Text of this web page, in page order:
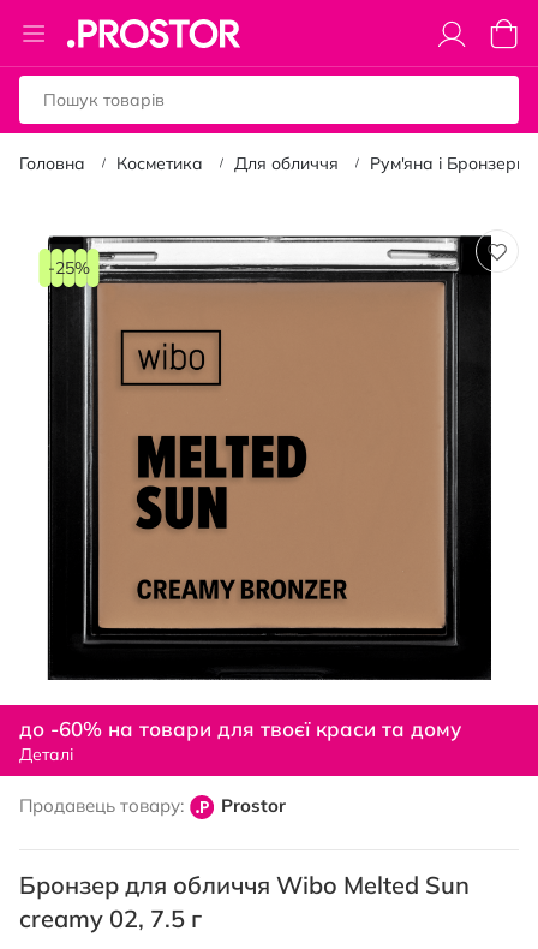
Toggle
Nav
Кошик
Головна Косметика Для обличчя Рум'яна і Бронзери
Перейти
кінця
галереї
зображень
-25%
початку
галереї
до -60% на товари для твоєї краси та дому
Деталі
Продавець товару: Prostor
Бронзер для обличчя Wibo Melted Sun
creamy 02, 7.5 г